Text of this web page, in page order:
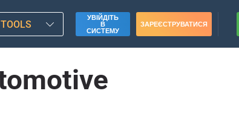
TOOLS
УВІЙДІТЬ
В
СИСТЕМУ
ЗАРЕЄСТРУВАТИСЯ